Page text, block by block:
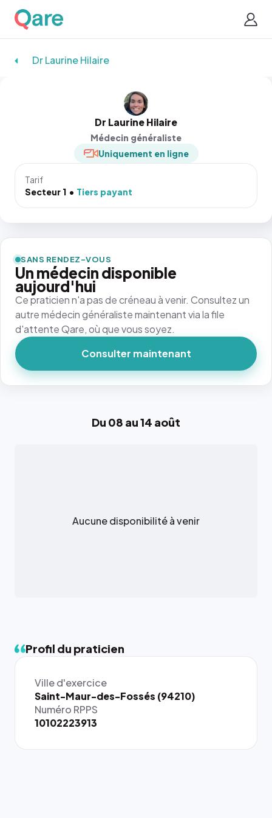
Dr Laurine Hilaire
Dr Laurine Hilaire
Médecin généraliste
Uniquement en ligne
Tarif
Secteur 1
Tiers payant
Du 08 au 14 août
Aucune disponibilité à venir
Profil du praticien
Ville d'exercice
Saint-Maur-des-Fossés (94210)
Numéro RPPS
10102223913
SANS RENDEZ-VOUS
Un médecin disponible
aujourd'hui
Ce praticien n'a pas de créneau à venir. Consultez un
autre médecin généraliste maintenant via la file
d'attente Qare, où que vous soyez.
Consulter maintenant
{# 40×40
: la taille
rendue par
`.profile-